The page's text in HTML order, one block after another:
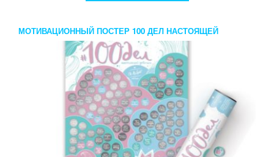
МОТИВАЦИОННЫЙ ПОСТЕР 100 ДЕЛ НАСТОЯЩЕЙ